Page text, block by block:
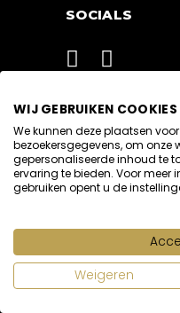
SOCIALS
.Privacyverklaring
BLOG
MEER DAN DE
WEINIG
WIJ GEBRUIKEN COOKIES
We kunnen deze plaatsen
bezoekersgegevens, om onze
gepersonaliseerde inhoud te
ervaring te bieden. Voor meer
gebruiken opent u de
Weigeren